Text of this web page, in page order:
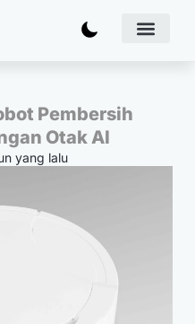
Pembersih
Otak AI
yang lalu